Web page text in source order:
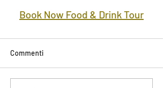
Book Now Food & Drink Tour
Commenti